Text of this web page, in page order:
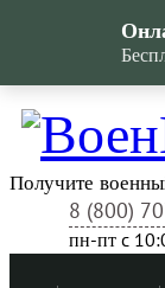
Получите
8 (800)
пн-пт c